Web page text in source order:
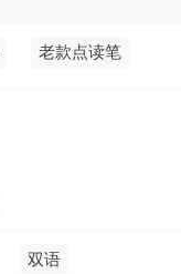
老款点读笔
双语